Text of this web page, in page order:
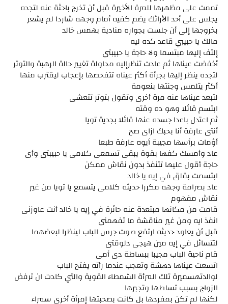
تممت على مظهرها للمرة الأخيرة قبل أن تخرج باحثة عنه لتجده
يجلس على أحد الأرائك يضم كفيه أمام وجهه شاردا لم يشعر
بخروجها إلى أن جلست بجواره منادية بهمس خالد
مالك يا حبيبي قاعد كده ليه
إلتف إليها مبتسما ولا حاجة يا حبيبتى
أخفضت عيناها ثم عادت تنظرإليه محاولة تغيير حالة الرهبة والتوتر
لتجده ينظر إليها بجرأة أكثر عيناه تتفحصها بإعجاب ليقترب منها
أكثر يتلمس وجنتها بنعومة
لتبعد عيناها عنه مرة أخرى وتقول بتوتر تتعشى
ابتسم قائلا وهو ده وقته
ثم اعتدل باعدا جسده عنها قائلا بجدية تويا
أنتى عارفة أنا بحبك ازاى صح
أؤمات برأسها مجيبة أيوه عارفة طبعا
عاد وأمسك كفها بقوة يبقى تسمعى كلامى يا حبيبتى وأى
حاجة أقول عليها تتنفذ بدون نقاش ممكن
ابتسمت بقلق في إيه يا خالد
عاد بصرامة وجهه مكررا حديثه كلامى يتسمع يا تويا من غير
نقاش مفهوم
قامت من مكانها مبتعدة عنه حائرة في إيه يا خالد أنت عاوزنى
انفذ ايه ومن غير مناقشة ما تفهمنى
قبل أن يعاود حديثه ارتفع صوت جرس الباب لينظرا لبعضهما
لتتسائل في إيه مين هيجى دلوقتى
قام ناحية الباب مجيبا ببساطة دى أمى
اتسعت عيناها دهشة وتعجب عندما رأته يفتح الباب
لوالدتهسميرة تلك المرأة الشمطاء القوية والتي كادت ان ترفض
الزواج بسبب تسلطها وتجبرها
لكنها لم تكن بمفردها بل كانت بصحبتها إمرأة أخرى سمراء